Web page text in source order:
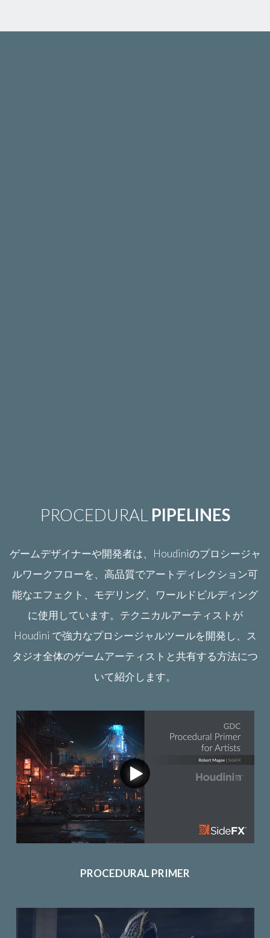
PROCEDURAL PIPELINES
ゲームデザイナーや開発者は、Houdiniのプロシージャ
ルワークフローを、高品質でアートディレクション可
能なエフェクト、モデリング、ワールドビルディング
に使用しています。テクニカルアーティストが
Houdini で強力なプロシージャルツールを開発し、ス
タジオ全体のゲームアーティストと共有する方法につ
いて紹介します。
PROCEDURAL PRIMER